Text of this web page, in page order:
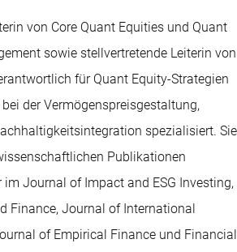
von Core Quant Equities und Quant
sowie stellvertretende Leiterin von
für Quant Equity-Strategien
der Vermögenspreisgestaltung,
spezialisiert. Sie
Publikationen
Journal of Impact and ESG Investing,
Finance, Journal of International
of Empirical Finance und Financial